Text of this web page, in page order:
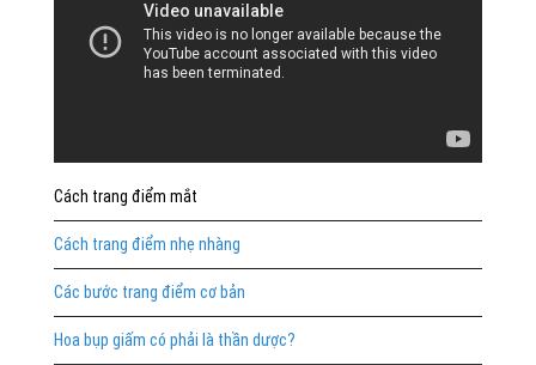
Cách trang điểm mắt
Cách trang điểm nhẹ nhàng
Các bước trang điểm cơ bản
Hoa bụp giấm có phải là thần dược?